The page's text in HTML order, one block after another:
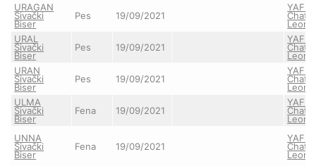
URAGAN
Sivački
Biser
Pes 19/09/2021 Chaty
Leona
URAL
Sivački
Biser
Pes 19/09/2021 Chaty
Leona
URAN
Sivački
Biser
Pes 19/09/2021 Chaty
Leona
ULMA
Sivački
Biser
Fena 19/09/2021 Chaty
Leona
UNNA
Sivački
Biser
Fena 19/09/2021 Chaty
Leona